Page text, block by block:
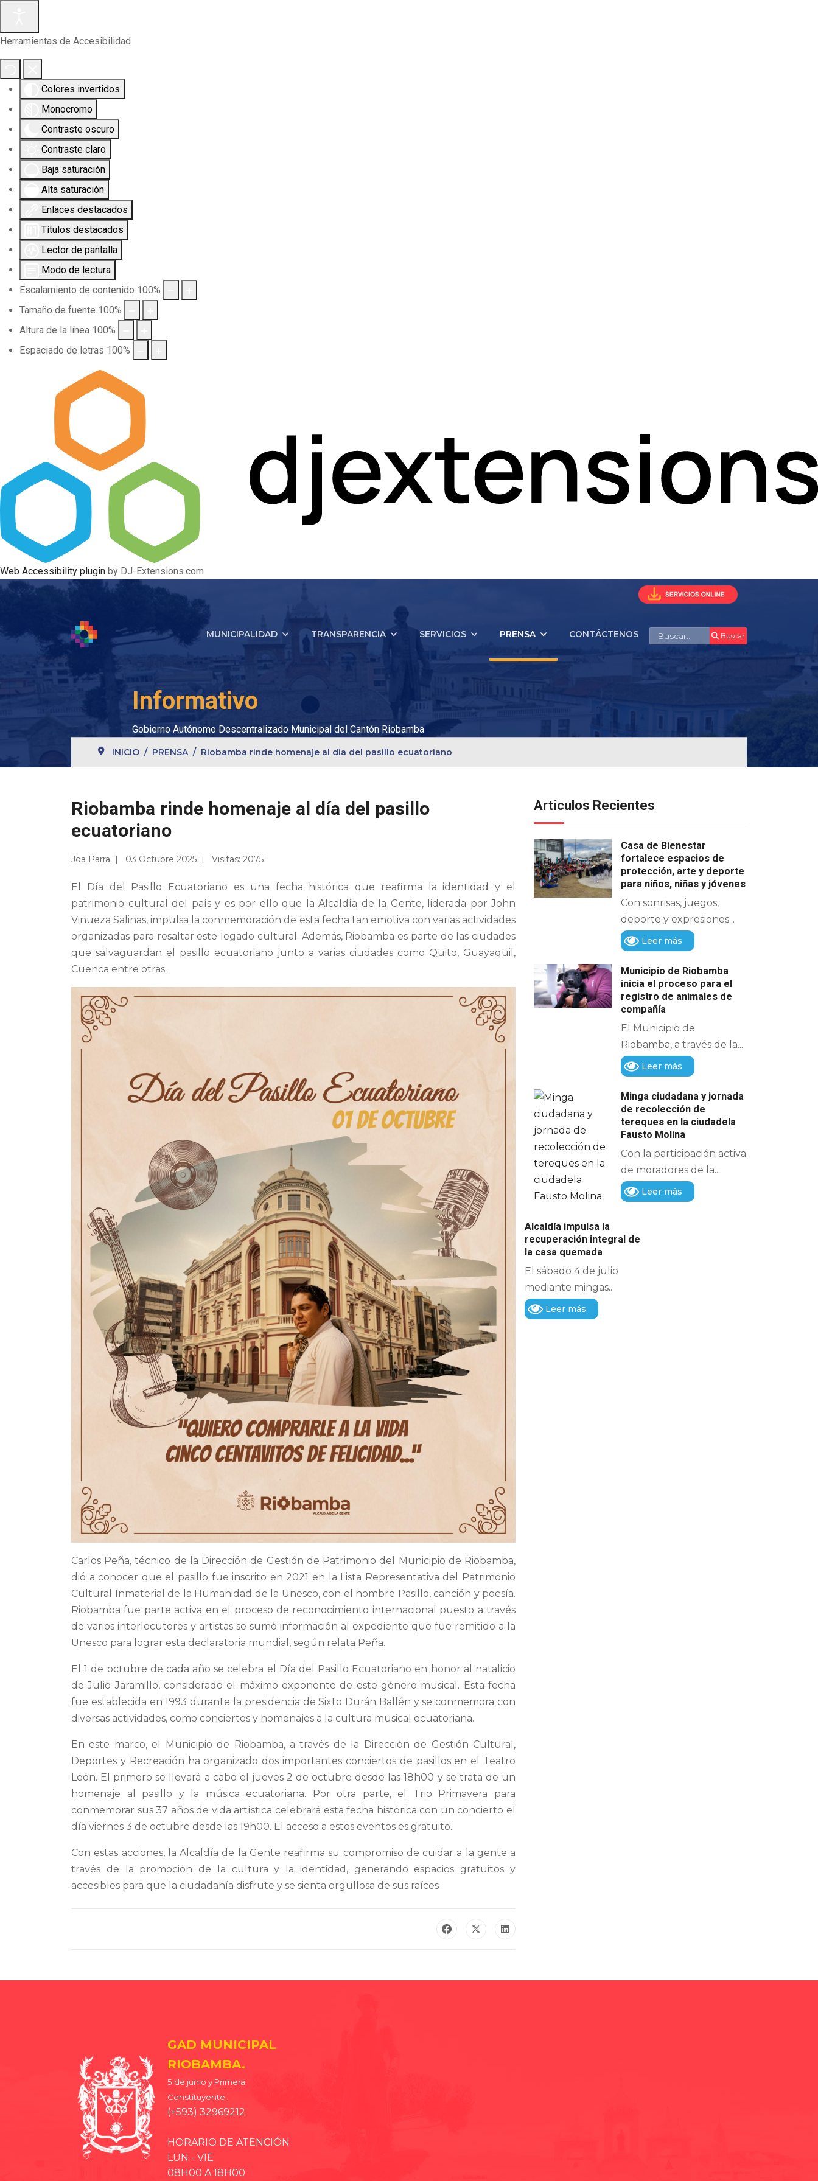
Herramientas de Accesibilidad
Colores invertidos
Monocromo
Contraste oscuro
Contraste claro
Baja saturación
Alta saturación
Enlaces destacados
Títulos destacados
Lector de pantalla
Modo de lectura
Escalamiento de contenido 100%
Tamaño de fuente 100%
Altura de la línea 100%
Espaciado de letras 100%
Web Accessibility plugin by DJ-Extensions.com
MUNICIPALIDAD TRANSPARENCIA SERVICIOS PRENSA CONTÁCTENOS Buscar Buscar
Informativo
Gobierno Autónomo Descentralizado Municipal del Cantón Riobamba
INICIO PRENSA Riobamba rinde homenaje al día del pasillo ecuatoriano
Riobamba rinde homenaje al día del pasillo
ecuatoriano
Joa Parra 03 Octubre 2025 Visitas: 2075
El Día del Pasillo Ecuatoriano es una fecha histórica que reafirma la identidad y el
patrimonio cultural del país y es por ello que la Alcaldía de la Gente, liderada por John
Vinueza Salinas, impulsa la conmemoración de esta fecha tan emotiva con varias actividades
organizadas para resaltar este legado cultural. Además, Riobamba es parte de las ciudades
que salvaguardan el pasillo ecuatoriano junto a varias ciudades como Quito, Guayaquil,
Cuenca entre otras.
Carlos Peña, técnico de la Dirección de Gestión de Patrimonio del Municipio de Riobamba,
dió a conocer que el pasillo fue inscrito en 2021 en la Lista Representativa del Patrimonio
Cultural Inmaterial de la Humanidad de la Unesco, con el nombre Pasillo, canción y poesía.
Riobamba fue parte activa en el proceso de reconocimiento internacional puesto a través
de varios interlocutores y artistas se sumó información al expediente que fue remitido a la
Unesco para lograr esta declaratoria mundial, según relata Peña.
El 1 de octubre de cada año se celebra el Día del Pasillo Ecuatoriano en honor al natalicio
de Julio Jaramillo, considerado el máximo exponente de este género musical. Esta fecha
fue establecida en 1993 durante la presidencia de Sixto Durán Ballén y se conmemora con
diversas actividades, como conciertos y homenajes a la cultura musical ecuatoriana.
En este marco, el Municipio de Riobamba, a través de la Dirección de Gestión Cultural,
Deportes y Recreación ha organizado dos importantes conciertos de pasillos en el Teatro
León. El primero se llevará a cabo el jueves 2 de octubre desde las 18h00 y se trata de un
homenaje al pasillo y la música ecuatoriana. Por otra parte, el Trio Primavera para
conmemorar sus 37 años de vida artística celebrará esta fecha histórica con un concierto el
día viernes 3 de octubre desde las 19h00. El acceso a estos eventos es gratuito.
Con estas acciones, la Alcaldía de la Gente reafirma su compromiso de cuidar a la gente a
través de la promoción de la cultura y la identidad, generando espacios gratuitos y
accesibles para que la ciudadanía disfrute y se sienta orgullosa de sus raíces
Artículos Recientes
Casa de Bienestar
fortalece espacios de
protección, arte y deporte
para niños, niñas y jóvenes
Con sonrisas, juegos,
deporte y expresiones...
Leer más
Municipio de Riobamba
inicia el proceso para el
registro de animales de
compañía
El Municipio de
Riobamba, a través de la...
Leer más
Minga ciudadana y jornada
de recolección de
tereques en la ciudadela
Fausto Molina
Con la participación activa
de moradores de la...
Leer más
Alcaldía impulsa la
recuperación integral de
la casa quemada
El sábado 4 de julio
mediante mingas...
Leer más
GAD MUNICIPAL
RIOBAMBA.
5 de junio y Primera
Constituyente.
(+593) 32969212
HORARIO DE ATENCIÓN
LUN - VIE
08H00 A 18H00